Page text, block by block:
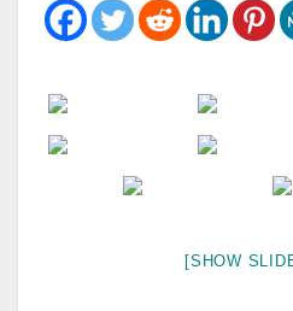
[SHOW